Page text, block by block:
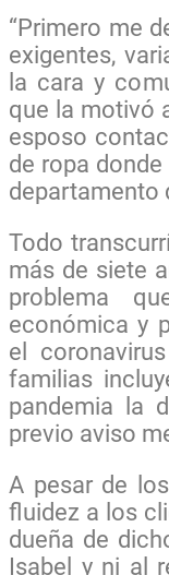
“Primero me
exigentes,
la cara y
que la motivó
esposo
de ropa donde
departamento
Todo
más de siete
problema
económica y
el
familias
pandemia la
previo aviso
A pesar de
fluidez a los
dueña de
Isabel y ni al